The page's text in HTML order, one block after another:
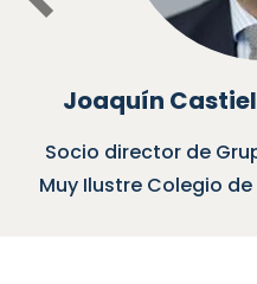
Joaquín Castiella
director de Grupo
Ilustre Colegio de
Previous